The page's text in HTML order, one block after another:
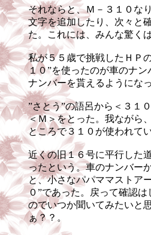
それならと、Ｍ－３１０な
文字を追加したり、次々と
た。これには、みんな驚く
私が５５歳で挑戦したＨ
１０”を使ったのが車のナ
ナンバーを貰えるようにな
”さとう”の語呂から＜３１
＜Ｍ＞をとった。我ながら
ところで３１０が使われて
近くの旧１６号に平行した
ったという。車のナンバー
と、小さなパパママストア
０”であった。戻って確認
のでいつか聞いてみたいと
ぁ？？。